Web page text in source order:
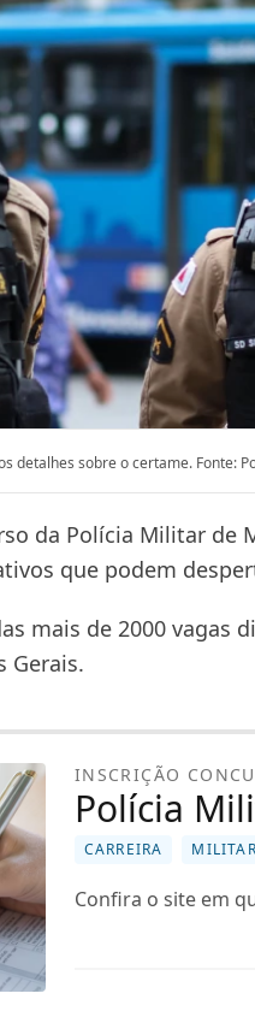
detalhes sobre o certame. Fonte:
da Polícia Militar de
que podem
mais de 2000 vagas
Gerais.
INSCRIÇÃO
Polícia
CARREIRA MILITAR
Confira o site em